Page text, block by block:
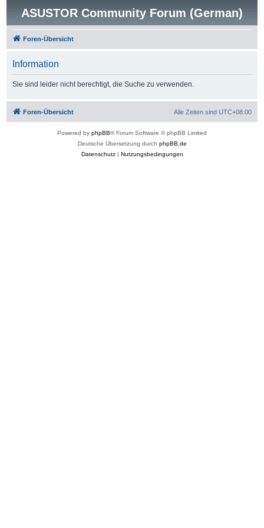
ASUSTOR Community Forum (German)
Foren-Übersicht
Information
Sie sind leider nicht berechtigt, die Suche zu verwenden.
Foren-Übersicht Alle Zeiten sind UTC+08:00
Powered by phpBB® Forum Software © phpBB Limited
Deutsche Übersetzung durch phpBB.de
Datenschutz| Nutzungsbedingungen